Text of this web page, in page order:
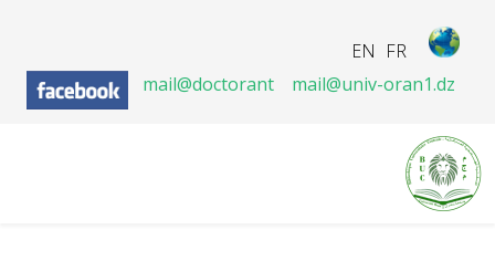
FR
EN
mail@doctorant
mail@univ-oran1.dz